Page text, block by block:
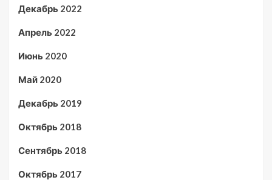
Декабрь 2022
Апрель 2022
Июнь 2020
Май 2020
Декабрь 2019
Октябрь 2018
Сентябрь 2018
Октябрь 2017